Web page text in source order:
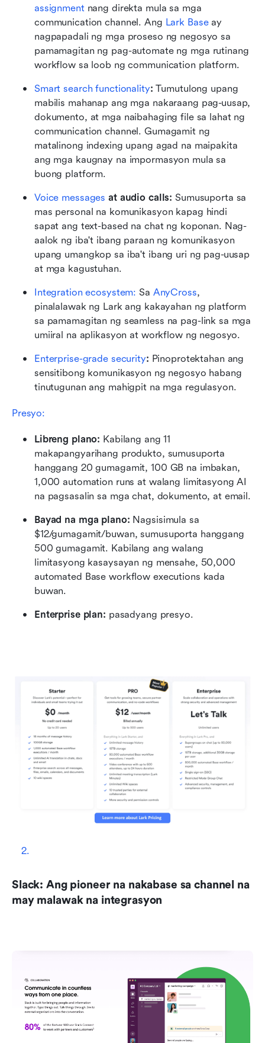
assignment nang direkta mula sa mga
communication channel. Ang Lark Base ay
nagpapadali ng mga proseso ng negosyo sa
pamamagitan ng pag-automate ng mga rutinang
workflow sa loob ng communication platform.
Smart search functionality: Tumutulong upang
mabilis mahanap ang mga nakaraang pag-uusap,
dokumento, at mga naibahaging file sa lahat ng
communication channel. Gumagamit ng
matalinong indexing upang agad na maipakita
ang mga kaugnay na impormasyon mula sa
buong platform.
Voice messages at audio calls: Sumusuporta sa
mas personal na komunikasyon kapag hindi
sapat ang text-based na chat ng koponan. Nag-
aalok ng iba't ibang paraan ng komunikasyon
upang umangkop sa iba't ibang uri ng pag-uusap
at mga kagustuhan.
Integration ecosystem: Sa AnyCross,
pinalalawak ng Lark ang kakayahan ng platform
sa pamamagitan ng seamless na pag-link sa mga
umiiral na aplikasyon at workflow ng negosyo.
Enterprise-grade security: Pinoprotektahan ang
sensitibong komunikasyon ng negosyo habang
tinutugunan ang mahigpit na mga regulasyon.
Presyo:
Libreng plano: Kabilang ang 11
makapangyarihang produkto, sumusuporta
hanggang 20 gumagamit, 100 GB na imbakan,
1,000 automation runs at walang limitasyong AI
na pagsasalin sa mga chat, dokumento, at email.
Bayad na mga plano: Nagsisimula sa
$12/gumagamit/buwan, sumusuporta hanggang
500 gumagamit. Kabilang ang walang
limitasyong kasaysayan ng mensahe, 50,000
automated Base workflow executions kada
buwan.
Enterprise plan: pasadyang presyo.
Slack: Ang pioneer na nakabase sa channel na
may malawak na integrasyon